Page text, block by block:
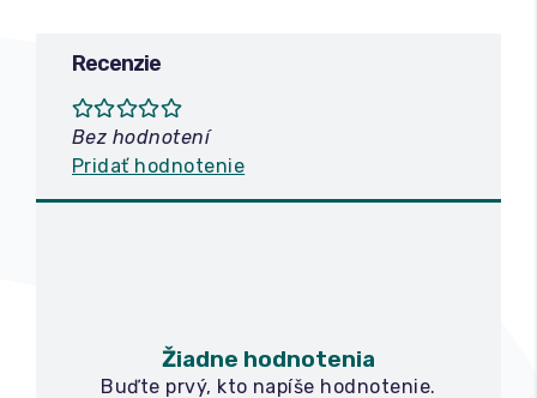
Recenzie
Bez hodnotení
Pridať hodnotenie
Žiadne hodnotenia
Buďte prvý, kto napíše hodnotenie.